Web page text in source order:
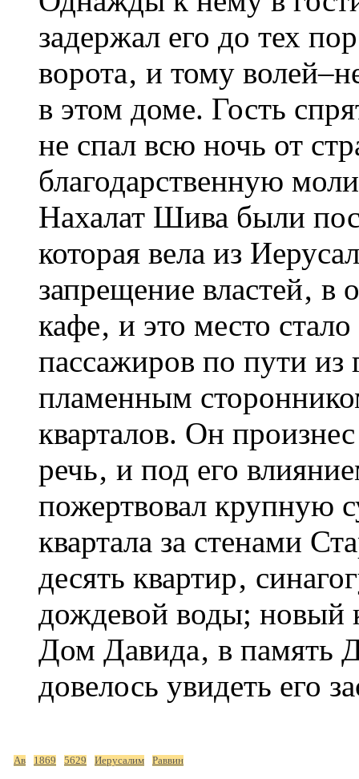
задержал его до тех
ворота‚ и тому
в этом доме. Гость
не спал всю ночь от
благодарственную
Нахалат Шива были
которая вела из
запрещение властей‚
кафе‚ и это место
пассажиров по пути
пламенным
кварталов. Он
речь‚ и под его
пожертвовал крупную
квартала за стенами
десять квартир‚
дождевой воды; новый
Дом Давида‚ в память
довелось увидеть его
Ав 1869 5629 Иерусалим Раввин